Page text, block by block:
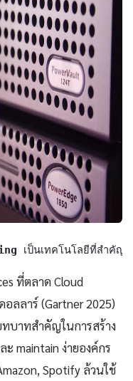
เป็นเทคโนโลยีที่สำคั
ที่ตลาด Cloud
ลลาร์ (Gartner 2025)
ทบาทสำคัญในการสร้าง
maintain ง่ายองค์กร
Spotify ล้วนใช้